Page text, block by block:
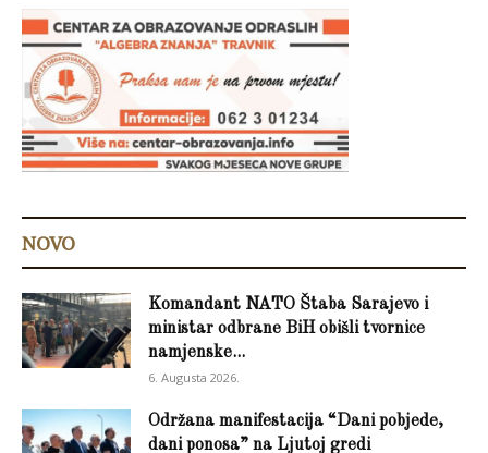
NOVO
Komandant NATO Štaba Sarajevo i
ministar odbrane BiH obišli tvornice
namjenske...
6. Augusta 2026.
Održana manifestacija “Dani pobjede,
dani ponosa” na Ljutoj gredi